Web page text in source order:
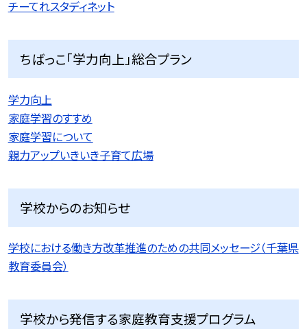
チーてれスタディネット
ちばっこ「学力向上」総合プラン
学力向上
家庭学習のすすめ
家庭学習について
親力アップいきいき子育て広場
学校からのお知らせ
学校における働き方改革推進のための共同メッセージ（千葉県
教育委員会）
学校から発信する家庭教育支援プログラム